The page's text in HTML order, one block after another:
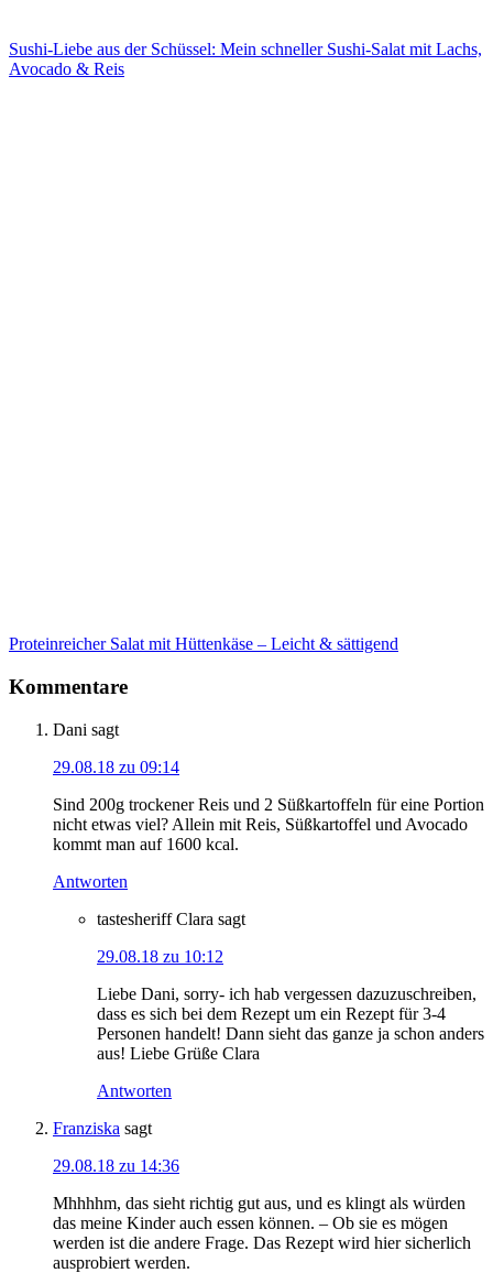
Sushi-Liebe aus der Schüssel: Mein schneller Sushi-Salat mit Lachs,
Avocado & Reis
Proteinreicher Salat mit Hüttenkäse – Leicht & sättigend
Kommentare
Dani sagt
29.08.18 zu 09:14
Sind 200g trockener Reis und 2 Süßkartoffeln für eine Portion
nicht etwas viel? Allein mit Reis, Süßkartoffel und Avocado
kommt man auf 1600 kcal.
Antworten
tastesheriff Clara sagt
29.08.18 zu 10:12
Liebe Dani, sorry- ich hab vergessen dazuzuschreiben,
dass es sich bei dem Rezept um ein Rezept für 3-4
Personen handelt! Dann sieht das ganze ja schon anders
aus! Liebe Grüße Clara
Antworten
Franziska sagt
29.08.18 zu 14:36
Mhhhhm, das sieht richtig gut aus, und es klingt als würden
das meine Kinder auch essen können. – Ob sie es mögen
werden ist die andere Frage. Das Rezept wird hier sicherlich
ausprobiert werden.